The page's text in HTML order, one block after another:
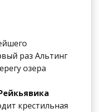
раз Альтинг
озера
крестильная